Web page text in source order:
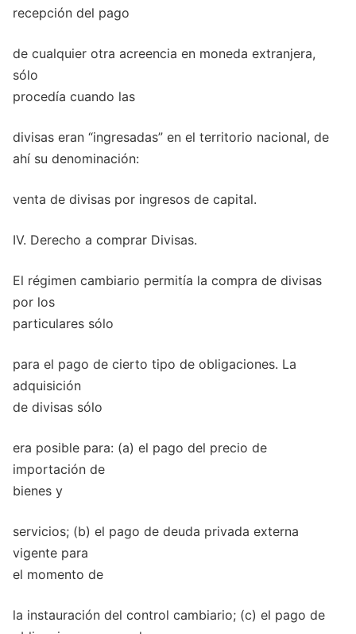
recepción del pago
de cualquier otra acreencia en moneda extranjera,
sólo
procedía cuando las
divisas eran “ingresadas” en el territorio nacional, de
ahí su denominación:
venta de divisas por ingresos de capital.
IV. Derecho a comprar Divisas.
El régimen cambiario permitía la compra de divisas
por los
particulares sólo
para el pago de cierto tipo de obligaciones. La
adquisición
de divisas sólo
era posible para: (a) el pago del precio de
importación de
bienes y
servicios; (b) el pago de deuda privada externa
vigente para
el momento de
la instauración del control cambiario; (c) el pago de